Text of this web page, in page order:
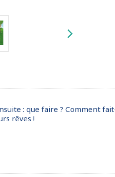
: que faire ? Comment
rêves !